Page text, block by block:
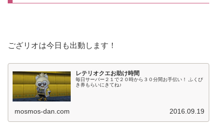
ござリオは今日も出動します！
レテリオクエお助け時間
毎日サーバー２１で２０時から３０分間お手伝い！ ふくび
き券もらいにきてね♪
mosmos-dan.com 2016.09.19